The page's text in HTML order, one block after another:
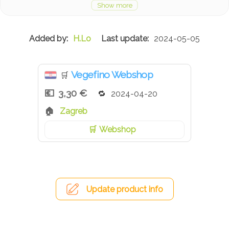
H.Lo 2024-05-05
🛒 Vegefino Webshop
3,30 €
2024-04-20
Zagreb
Webshop
Update product info